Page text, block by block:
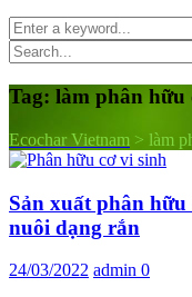
Tag: làm phân hữu
Ecochar Vietnam > làm
Sản xuất phân
nuôi dạng rắn
24/03/2022 admin 0